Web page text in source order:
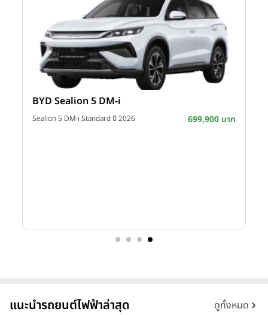
BYD Sealion 5 DM-i
Sealion 5 DM-i Standard ปี 2026 699,900 บาท
แนะนำรถยนต์ไฟฟ้าล่าสุด ดูทั้งหมด